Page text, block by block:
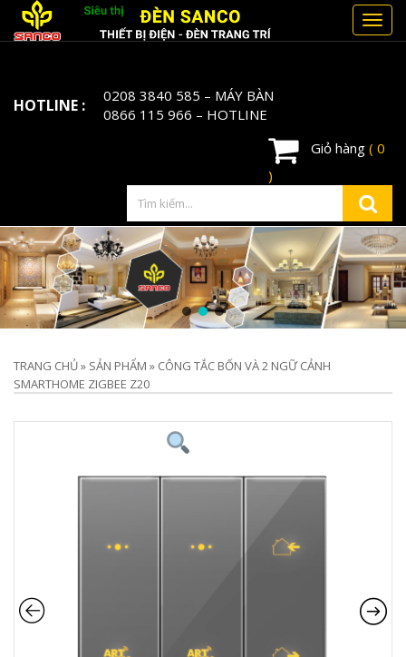
HOTLINE : 0208 3840 585 – MÁY BÀN
0866 115 966 – HOTLINE
Giỏ hàng ( 0
)
TRANG CHỦ» SẢN PHẨM » CÔNG TẮC BỐN VÀ 2 NGỮ CẢNH
SMARTHOME ZIGBEE Z20